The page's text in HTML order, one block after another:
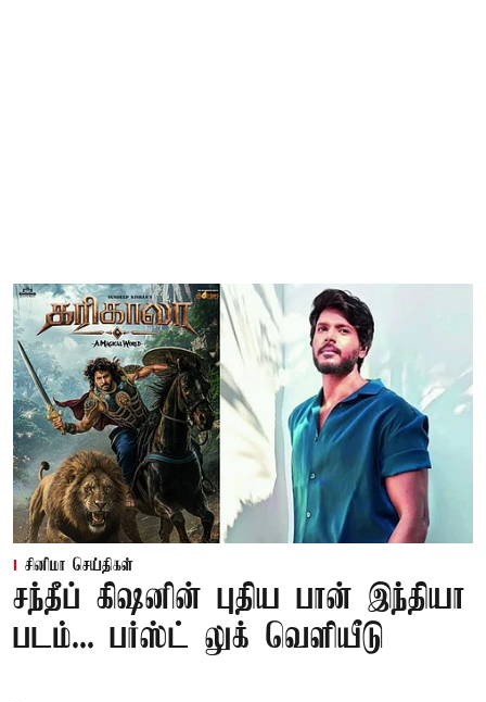
சினிமா செய்திகள்
சந்தீப் கிஷனின் புதிய பான் இந்தியா
படம்... பர்ஸ்ட் லுக் வெளியீடு